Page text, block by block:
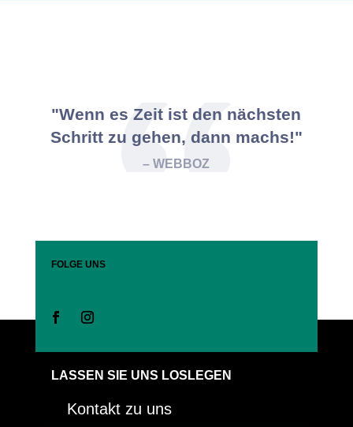
"Wenn es Zeit ist den nächsten
Schritt zu gehen, dann machs!"
– WEBBOZ
FOLGE UNS
LASSEN SIE UNS LOSLEGEN
Kontakt zu uns